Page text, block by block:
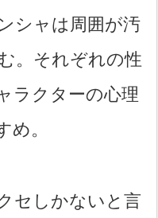
シャは周囲が汚
。それぞれの性
ラクターの心理
め。
セしかないと言